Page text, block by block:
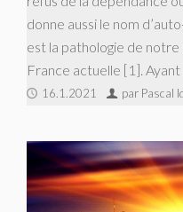
donne aussi le nom
est la pathologie de
France actuelle [1].
16.1.2021 par Pascal